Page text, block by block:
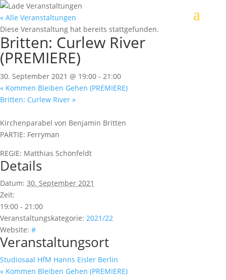
« Alle Veranstaltungen
Diese Veranstaltung hat bereits stattgefunden.
Britten: Curlew River
(PREMIERE)
30. September 2021 @ 19:00 - 21:00
« Kommen Bleiben Gehen (PREMIERE)
Britten: Curlew River »
Kirchenparabel von Benjamin Britten
PARTIE: Ferryman
REGIE: Matthias Schönfeldt
Details
Datum: 30. September 2021
Zeit:
19:00 - 21:00
Veranstaltungskategorie: 2021/22
Website: #
Veranstaltungsort
Studiosaal HfM Hanns Eisler Berlin
« Kommen Bleiben Gehen (PREMIERE)